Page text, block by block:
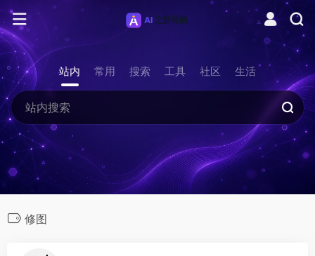
站内 常用 搜索 工具 社区 生活
修图